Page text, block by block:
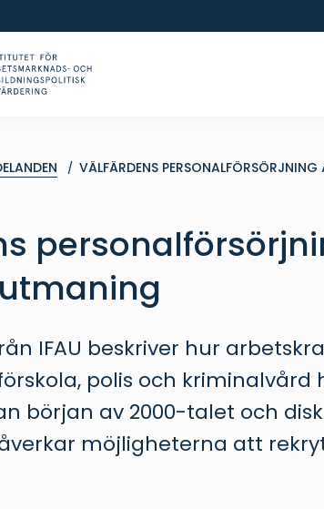
VÄLFÄRDENS
IFAU beskriver hur
polis och kriminalvård
början av 2000-talet och
möjligheterna att